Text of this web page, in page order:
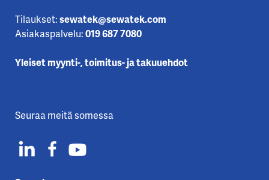
Tilaukset:sewatek@sewatek.com
Asiakaspalvelu:019 687 7080
Yleiset myynti-, toimitus- ja takuuehdot
Seuraa meitä somessa